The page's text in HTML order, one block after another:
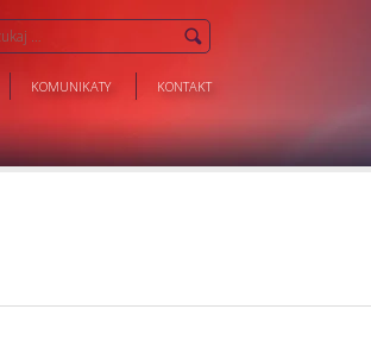
KOMUNIKATY KONTAKT